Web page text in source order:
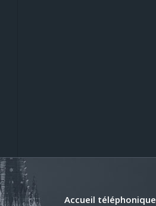
Accueil téléphonique